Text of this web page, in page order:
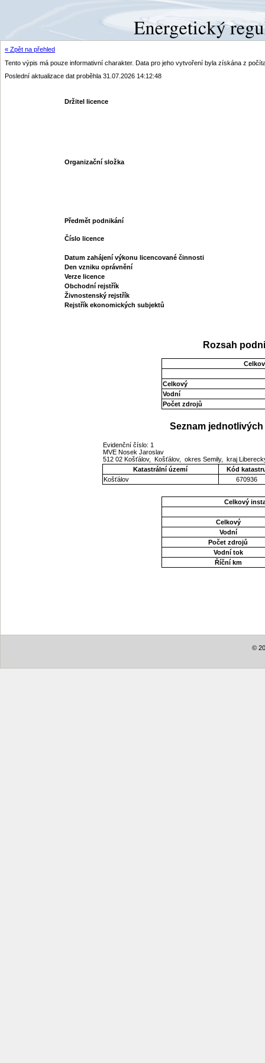
« Zpět na přehled
Tento výpis má pouze informativní charakter. Data pro jeho vytvoření byla získána z
Poslední aktualizace dat proběhla 31.07.2026 14:12:48
Držitel licence
Organizační složka
Předmět podnikání
Číslo licence
Datum zahájení výkonu licencované činnosti
Den vzniku oprávnění
Verze licence
Obchodní rejstřík
Živnostenský rejstřík
Rejstřík ekonomických subjektů
Rozsah
Celkový
Vodní
Počet zdrojů
Seznam
Evidenční číslo: 1
MVE Nosek Jaroslav
512 02 Košťálov, Košťálov, okres Semily, kraj
Katastrální území
Kód
Košťálov
670936
Celkový
Celkový
Vodní
Počet zdrojů
Vodní tok
Říční km
©